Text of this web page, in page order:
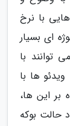
با نرخ
ای بسیار
توانند با
ها با
بر این ها،
حالت بوکه